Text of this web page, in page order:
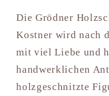
Die Grödner
Kostner wird nach
mit viel Liebe und
handwerklichen
holzgeschnitzte